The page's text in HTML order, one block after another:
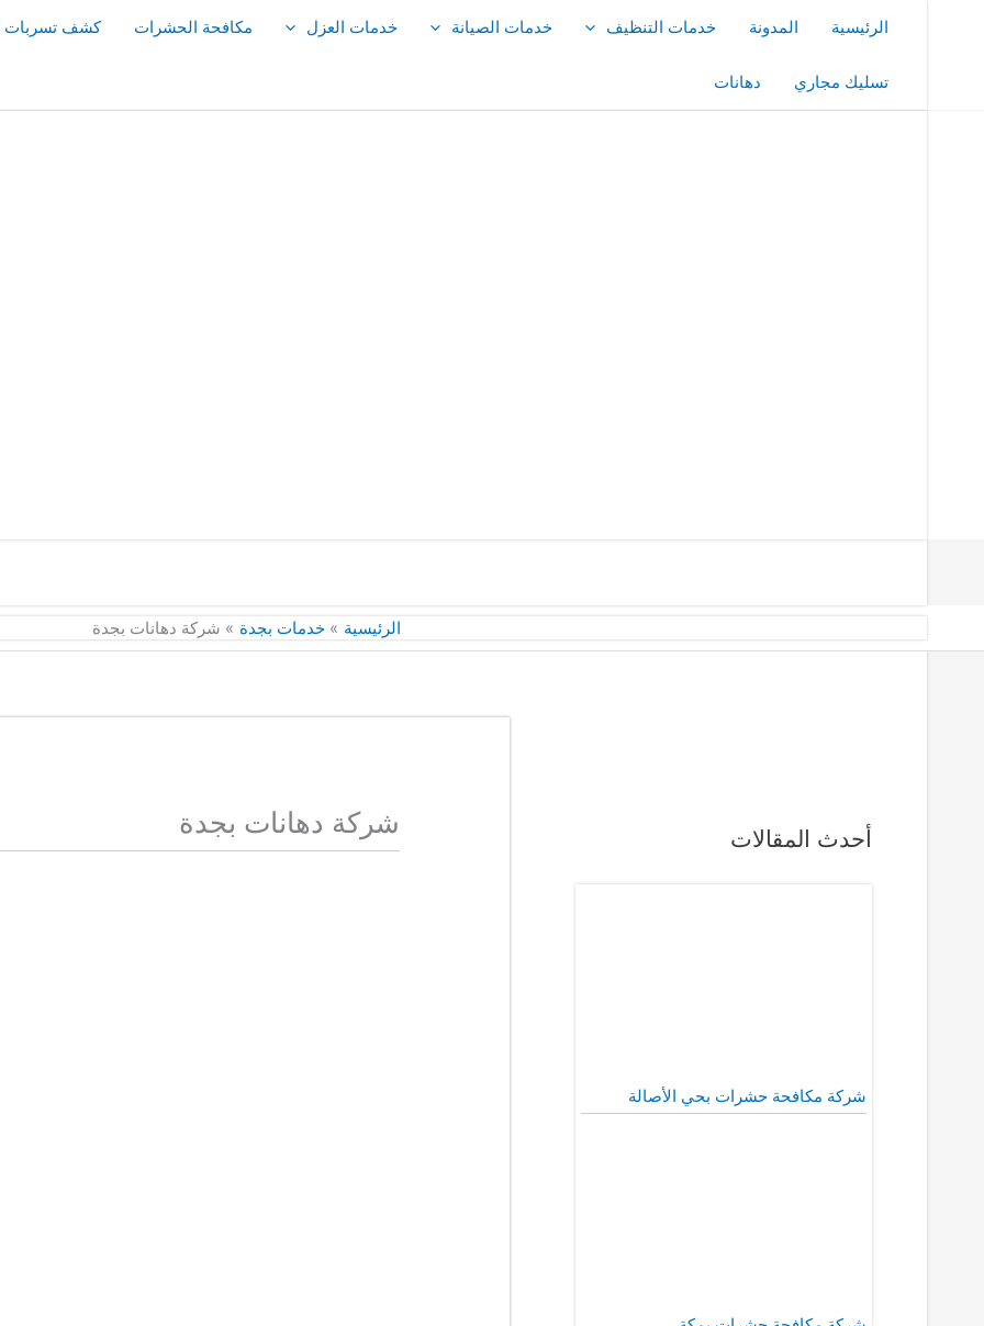
الرئيسية المدونة خدمات التنظيف خدمات الصيانة خدمات العزل مكافحة الحشرات كشف تسربات
تسليك مجاري دهانات
الرئيسية خدمات بجدة شركة دهانات بجدة
أحدث المقالات
شركة مكافحة حشرات بحي الأصالة
شركة دهانات بجدة